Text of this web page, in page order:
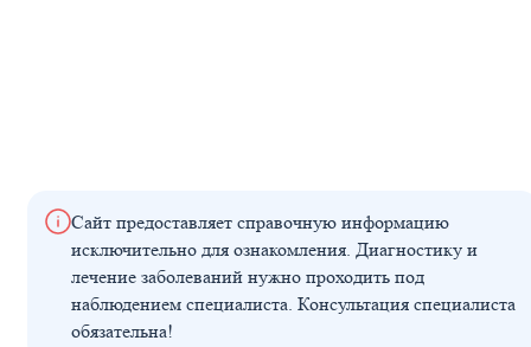
Сайт предоставляет справочную информацию
исключительно для ознакомления. Диагностику и
лечение заболеваний нужно проходить под
наблюдением специалиста. Консультация специалиста
обязательна!